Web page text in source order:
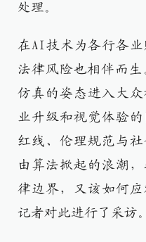
处理。
在AI技术为各行各
法律风险也相伴而
仿真的姿态进入大
业升级和视觉体验
红线、伦理规范与
由算法掀起的浪潮
律边界，又该如何应
记者对此进行了采访。